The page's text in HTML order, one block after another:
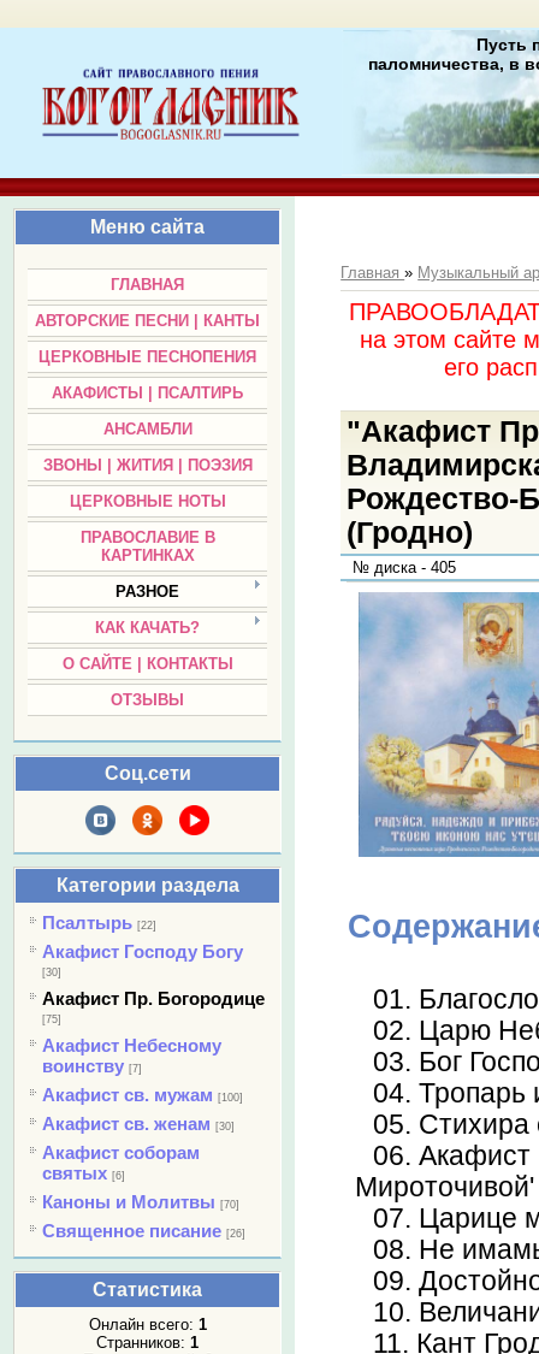
Пусть
паломничества, в
Меню сайта
ГЛАВНАЯ
АВТОРСКИЕ ПЕСНИ | КАНТЫ
ЦЕРКОВНЫЕ ПЕСНОПЕНИЯ
АКАФИСТЫ | ПСАЛТИРЬ
АНСАМБЛИ
ЗВОНЫ | ЖИТИЯ | ПОЭЗИЯ
ЦЕРКОВНЫЕ НОТЫ
ПРАВОСЛАВИЕ В
КАРТИНКАХ
РАЗНОЕ
КАК КАЧАТЬ?
О САЙТЕ | КОНТАКТЫ
ОТЗЫВЫ
Соц.сети
Категории раздела
Псалтырь [22]
Акафист Господу Богу
[30]
Акафист Пр. Богородице
[75]
Акафист Небесному
воинству [7]
Акафист св. мужам [100]
Акафист св. женам [30]
Акафист соборам
святых [6]
Каноны и Молитвы [70]
Священное писание [26]
Статистика
Онлайн всего: 1
Странников: 1
Главная» Музыкальный
на этом сайте
его
"Акафист
Рождество-
(Гродно)
№ диска - 405
01.
02. Царю
03. Бог
04.
05. Стихира
06.
Мироточивой'
07. Царице
08. Не
09.
10.
11. Кант